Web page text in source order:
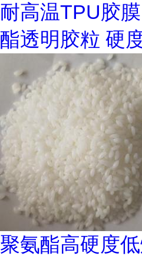
耐高温TPU胶
酯透明胶粒 硬
聚氨酯高硬度